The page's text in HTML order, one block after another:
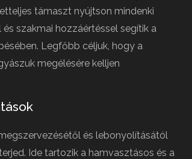
támaszt nyújtson mindenki
szakmai hozzáértéssel segítik a
Legfőbb céljuk, hogy a
megélésére kelljen
és lebonyolításától
Ide tartozik a hamvasztásos és a